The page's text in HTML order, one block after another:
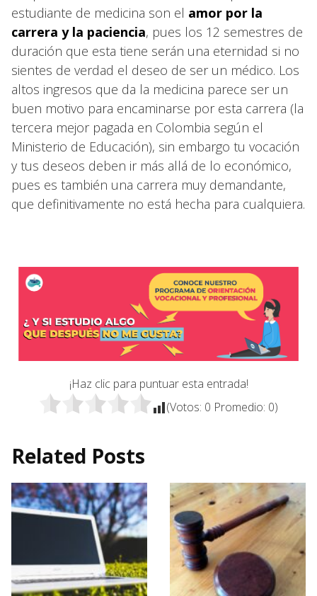
estudiante de medicina son el amor por la
carrera y la paciencia, pues los 12 semestres de
duración que esta tiene serán una eternidad si no
sientes de verdad el deseo de ser un médico. Los
altos ingresos que da la medicina parece ser un
buen motivo para encaminarse por esta carrera (la
tercera mejor pagada en Colombia según el
Ministerio de Educación), sin embargo tu vocación
y tus deseos deben ir más allá de lo económico,
pues es también una carrera muy demandante,
que definitivamente no está hecha para cualquiera.
¡Haz clic para puntuar esta entrada!
(Votos: 0 Promedio: 0)
Related Posts